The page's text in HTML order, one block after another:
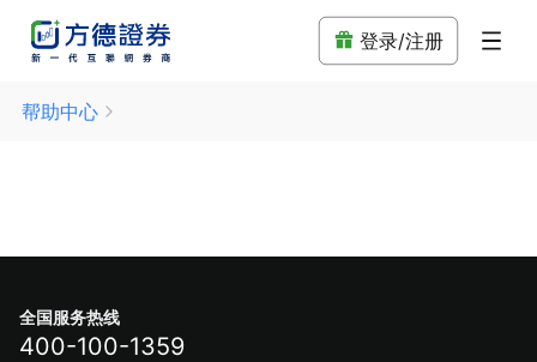
登录/注册
帮助中心
全国服务热线
400-100-1359